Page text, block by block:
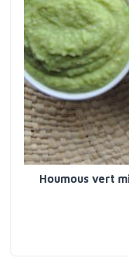
Houmous vert